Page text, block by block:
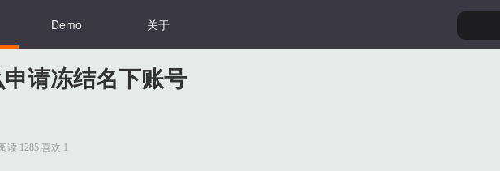
Demo 关于
请冻结名下账号
读 1285 喜欢 1